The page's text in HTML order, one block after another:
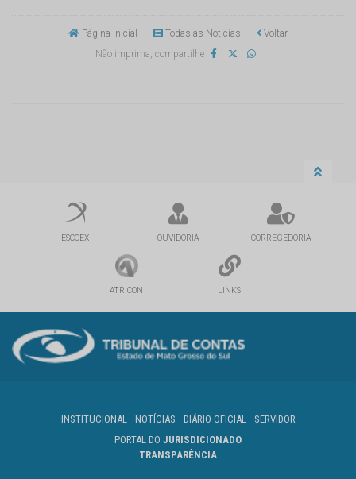
Página Inicial Todas as Notícias
Voltar
Não imprima, compartilhe
ESCOEX OUVIDORIA CORREGEDORIA
ATRICON LINKS
INSTITUCIONAL NOTÍCIAS DIÁRIO OFICIAL
SERVIDOR
PORTAL DO JURISDICIONADO
TRANSPARÊNCIA